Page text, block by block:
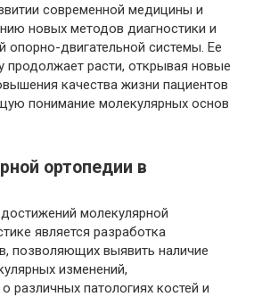
современной медицины и
новых методов диагностики и
опорно-двигательной системы. Ее
продолжает расти, открывая новые
качества жизни пациентов
понимание молекулярных основ
ортопедии в
молекулярной
является разработка
позволяющих выявить наличие
изменений,
различных патологиях костей и